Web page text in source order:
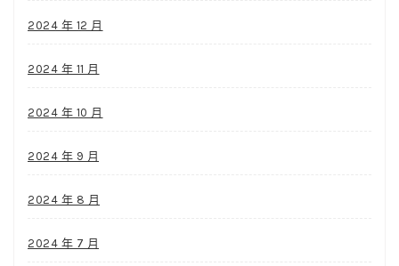
2024 年 12 月
2024 年 11 月
2024 年 10 月
2024 年 9 月
2024 年 8 月
2024 年 7 月